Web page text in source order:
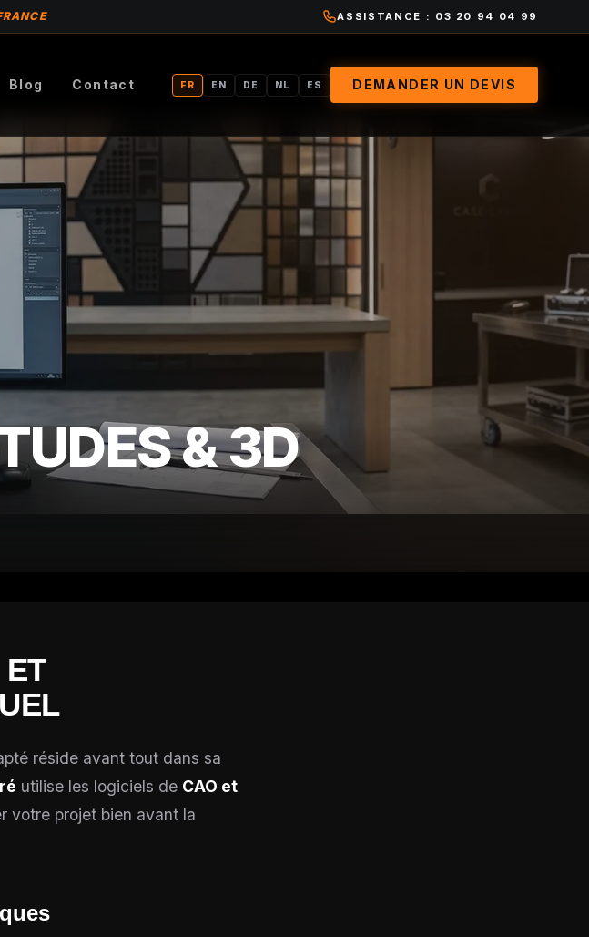
ASSISTANCE : 03 20 94 04 99
Blog Contact FR EN DE NL ES DEMANDER UN DEVIS
& 3D
réside avant tout dans sa
utilise les logiciels de CAO et
votre projet bien avant la